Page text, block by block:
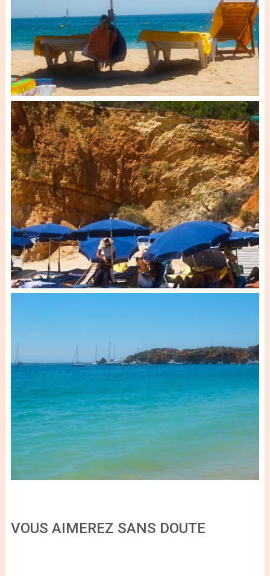
VOUS AIMEREZ SANS DOUTE